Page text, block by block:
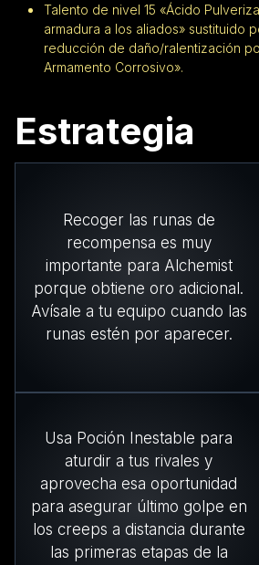
Talento de nivel 15 «Ácido
armadura a los aliados» sustituido
reducción de daño/ralentización
Armamento Corrosivo».
Estrategia
Recoger las runas de
recompensa es muy
importante para Alchemist
porque obtiene oro adicional.
Avísale a tu equipo cuando las
runas estén por aparecer.
Usa Poción Inestable para
aturdir a tus rivales y
aprovecha esa oportunidad
para asegurar último golpe en
los creeps a distancia durante
las primeras etapas de la